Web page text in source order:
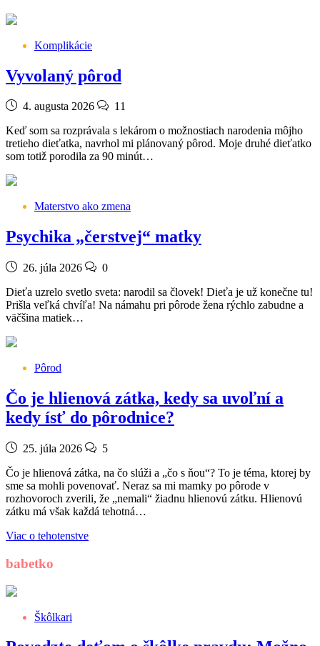
Komplikácie
Vyvolaný pôrod
4. augusta 2026
11
Keď som sa rozprávala s lekárom o možnostiach narodenia môjho
tretieho dieťatka, navrhol mi plánovaný pôrod. Moje druhé dieťatko
som totiž porodila za 90 minút…
Materstvo ako zmena
Psychika „čerstvej“ matky
26. júla 2026
0
Dieťa uzrelo svetlo sveta: narodil sa človek! Dieťa je už konečne tu!
Prišla veľká chvíľa! Na námahu pri pôrode žena rýchlo zabudne a
väčšina matiek…
Pôrod
Čo je hlienová zátka, kedy sa uvoľní a
kedy ísť do pôrodnice?
25. júla 2026
5
Čo je hlienová zátka, na čo slúži a „čo s ňou“? To je téma, ktorej by
sme sa mohli povenovať. Neraz sa mi mamky po pôrode v
rozhovoroch zverili, že „nemali“ žiadnu hlienovú zátku. Hlienovú
zátku má však každá tehotná…
Viac o tehotenstve
babetko
Škôlkari